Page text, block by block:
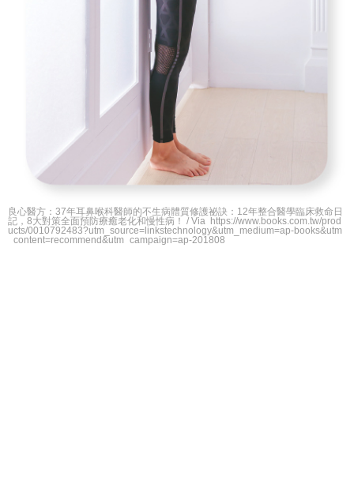
良心醫方：37年耳鼻喉科醫師的不生病體質修護祕訣：12年整合醫學臨床救命日
記，8大對策全面預防療癒老化和慢性病！ / Via https://www.books.com.tw/prod
ucts/0010792483?utm_source=linkstechnology&utm_medium=ap-books&utm
_content=recommend&utm_campaign=ap-201808